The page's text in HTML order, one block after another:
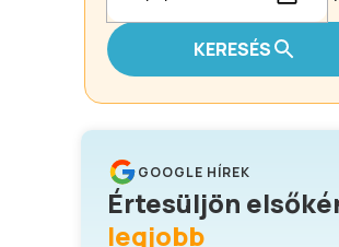
KERESÉS
GOOGLE HÍREK
Értesüljön
legjobb